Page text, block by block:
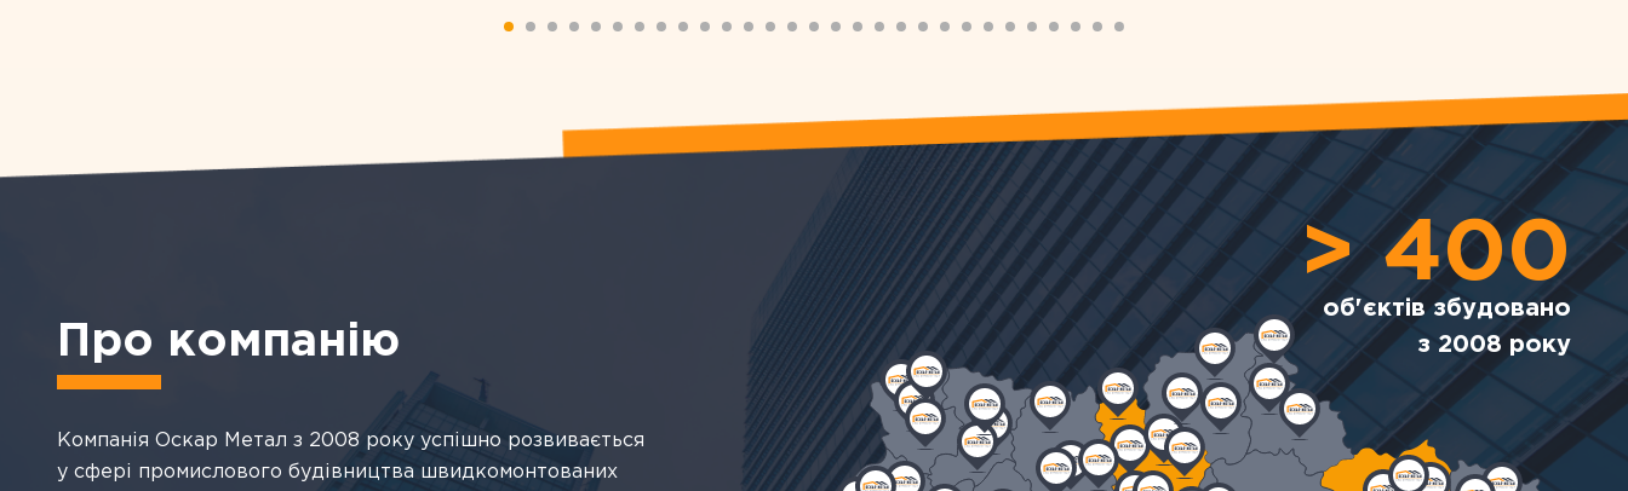
Про компанію
Компанія Оскар Метал з 2008 року успішно розвивається
у сфері промислового будівництва швидкомонтованих
> 400
об'єктів збудовано
з 2008 року